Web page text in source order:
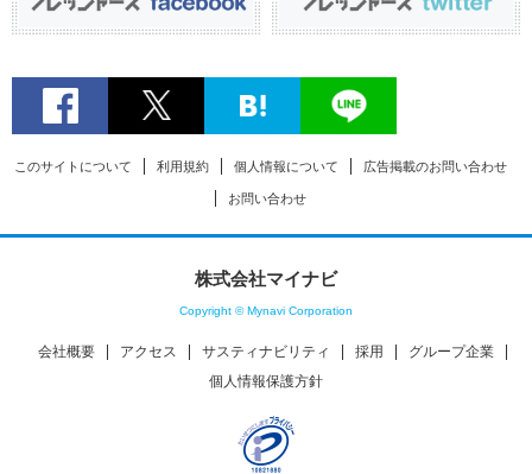
このサイトについて 利用規約 個人情報について 広告掲載のお問い合わせ
お問い合わせ
株式会社マイナビ
Copyright © Mynavi Corporation
会社概要 アクセス サスティナビリティ 採用
グループ企業
個人情報保護方針